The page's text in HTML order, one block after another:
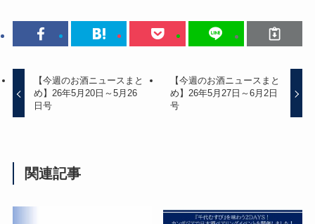
【今週のお酒ニュースまと
め】26年5月20日～5月26
日号
【今週のお酒ニュースまと
め】26年5月27日～6月2日
号
関連記事